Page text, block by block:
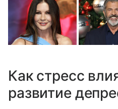
Как стресс
развитие